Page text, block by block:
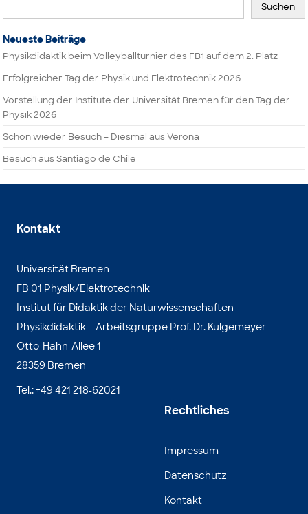
Suchen
Neueste Beiträge
Physikdidaktik beim Volleyballturnier des FB1 auf dem 2. Platz
Erfolgreicher Tag der Physik und Elektrotechnik 2026
Vorstellung der Institute der Universität Bremen für den Tag der
Physik 2026
Schon wieder Besuch – Diesmal aus Verona
Besuch aus Santiago de Chile
Kontakt
Universität Bremen
FB 01 Physik/Elektrotechnik
Institut für Didaktik der Naturwissenschaften
Physikdidaktik – Arbeitsgruppe Prof. Dr. Kulgemeyer
Otto-Hahn-Allee 1
28359 Bremen
Tel.: +49 421 218-62021
Rechtliches
Impressum
Datenschutz
Kontakt